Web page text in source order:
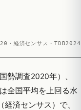
・経済センサス・TDB2024
勢調査2020年）、
全国平均を上回る水
済センサス）で、